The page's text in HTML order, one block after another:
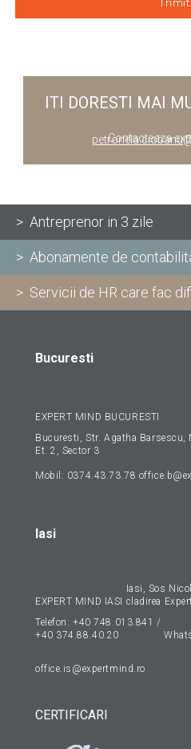
ITI DORESTI MAI
Contacteaza
> Antreprenor in 3 zile
> Abonamente de
> Servicii de HR care fac
Bucuresti
EXPERT MIND BUCURESTI
Bucuresti, Str. Agatha Barsescu,
Et. 2, Sector 3
Mobil: 0374.43.73.78
Iasi
EXPERT MIND IASI
Iasi, Sos
cladirea
Telefon:+40 748.013.841 /
+40 374.88.40.20
office.is@expertmind.ro
CERTIFICARI